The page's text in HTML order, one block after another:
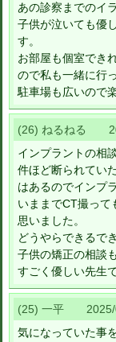
あの診察までのイ
子供が泣いても優
す。
お部屋も個室でき
ので私も一緒に行
駐車場も広いので
(26) ねるねる
インプラントの相
件ほど断られてい
はあるのでインプ
いままでCT撮って
思いました。
どうやらできるで
子供の矯正の相談
すごく優しい先生
(25) 一平 2025/
気になっていた事